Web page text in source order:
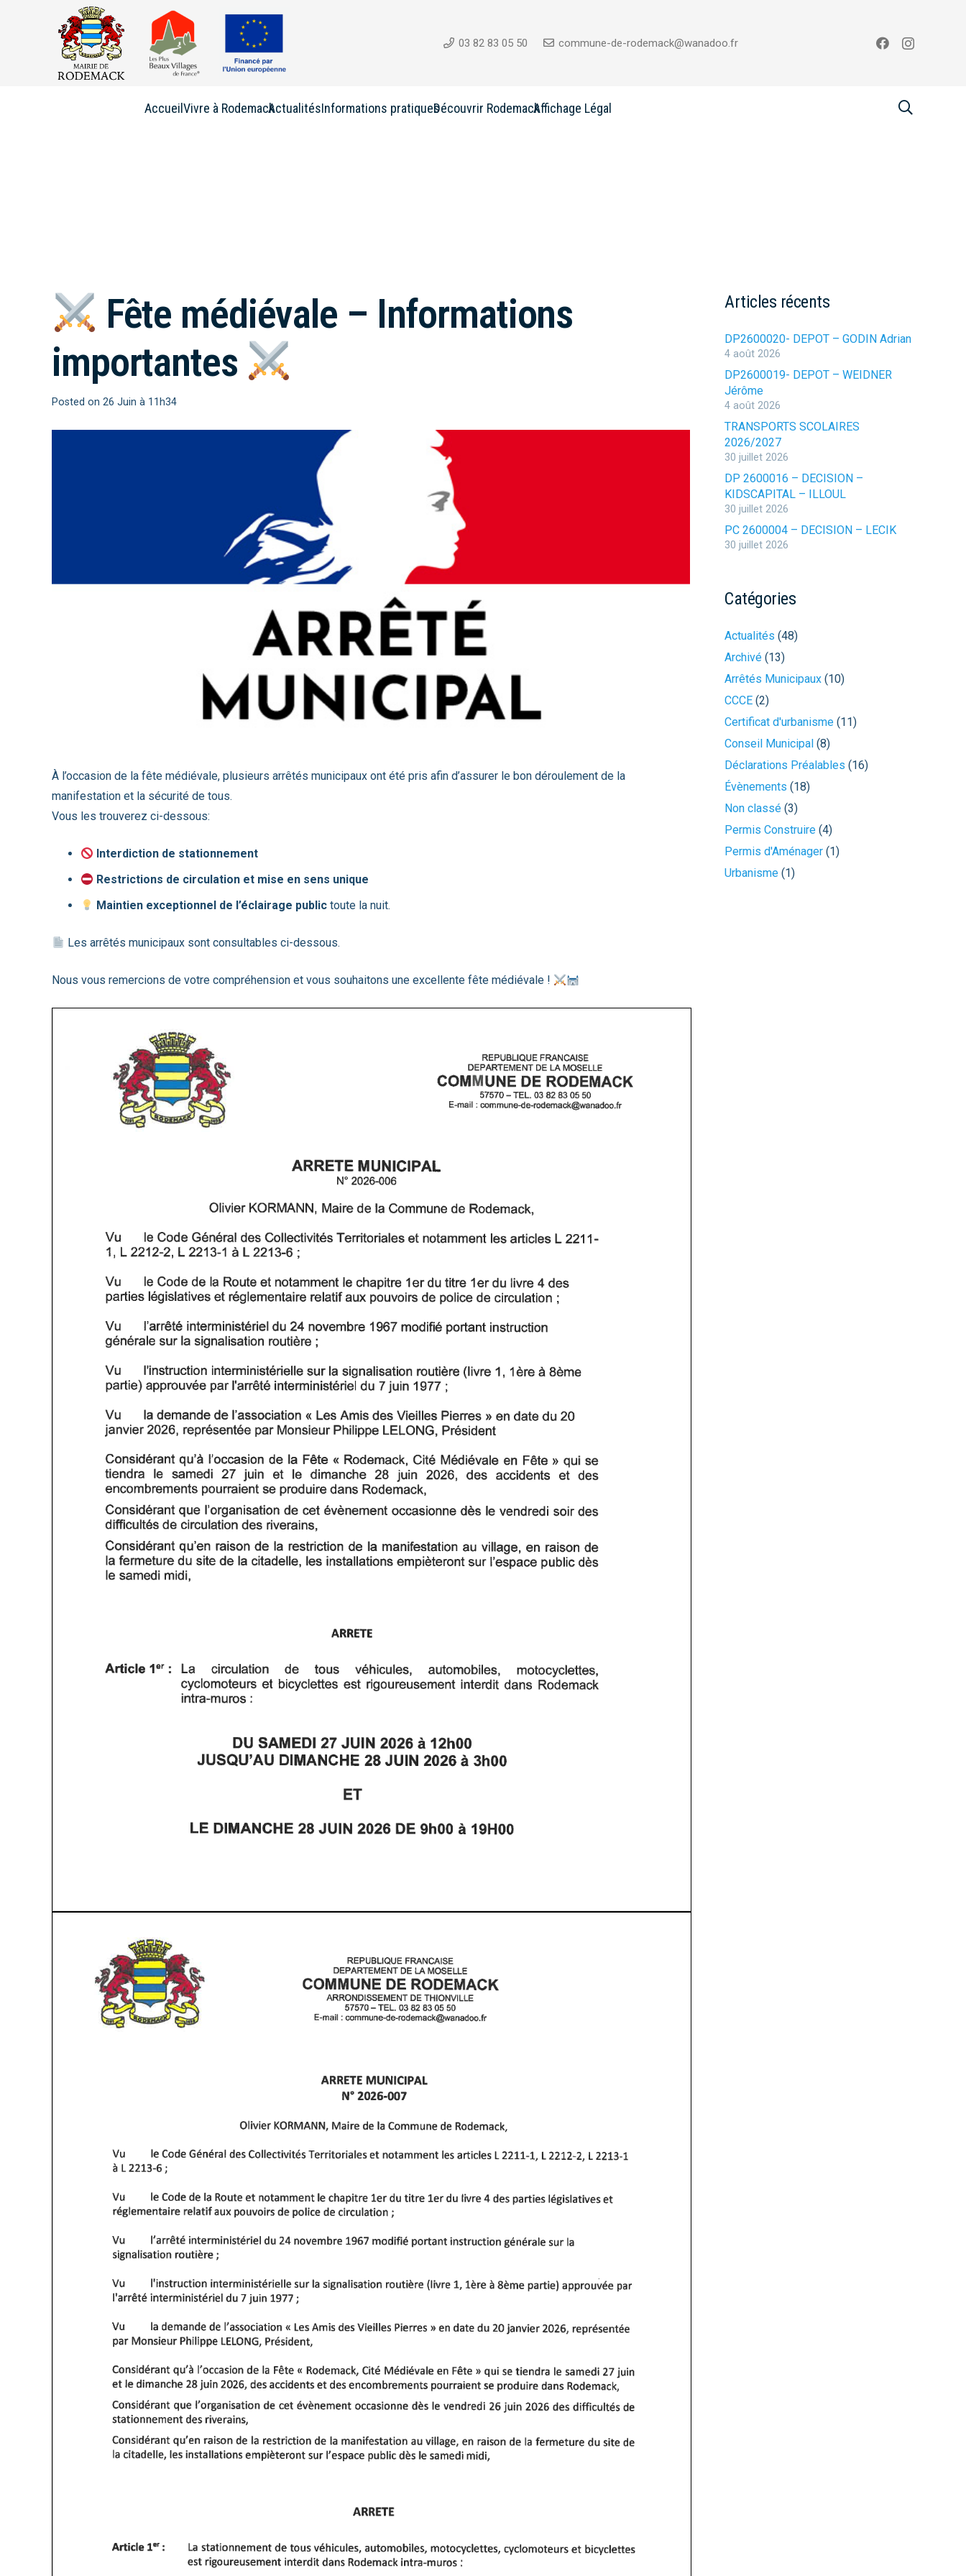
03 82 83 05 50 commune-de-rodemack@wanadoo.fr
AccueilVivre à RodemackActualitésInformations pratiquesDécouvrir RodemackAffichage Légal
Fête médiévale – Informations
importantes
Posted on 26 Juin à 11h34
À l’occasion de la fête médiévale, plusieurs arrêtés municipaux ont été pris afin d’assurer le bon déroulement de la
manifestation et la sécurité de tous.
Vous les trouverez ci-dessous:
Interdiction de stationnement
Restrictions de circulation et mise en sens unique
Maintien exceptionnel de l’éclairage public toute la nuit.
Les arrêtés municipaux sont consultables ci-dessous.
Nous vous remercions de votre compréhension et vous souhaitons une excellente fête médiévale !
Articles récents
DP2600020- DEPOT – GODIN Adrian
4 août 2026
DP2600019- DEPOT – WEIDNER
Jérôme
4 août 2026
TRANSPORTS SCOLAIRES
2026/2027
30 juillet 2026
DP 2600016 – DECISION –
KIDSCAPITAL – ILLOUL
30 juillet 2026
PC 2600004 – DECISION – LECIK
30 juillet 2026
Catégories
Actualités (48)
Archivé (13)
Arrêtés Municipaux (10)
CCCE (2)
Certificat d'urbanisme (11)
Conseil Municipal (8)
Déclarations Préalables (16)
Évènements (18)
Non classé (3)
Permis Construire (4)
Permis d'Aménager (1)
Urbanisme (1)